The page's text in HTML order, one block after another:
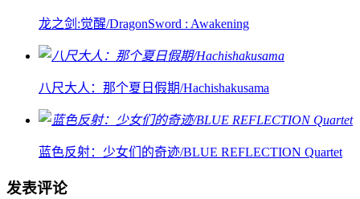
龙之剑:觉醒/DragonSword : Awakening
八尺大人：那个夏日假期/Hachishakusama
蓝色反射：少女们的奇迹/BLUE REFLECTION Quartet
发表评论